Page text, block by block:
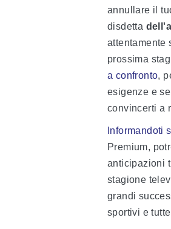
annullare il
disdetta
attentamente
prossima
a confronto,
esigenze e
convincerti a
Informandoti
Premium,
anticipazioni
stagione
grandi
sportivi e